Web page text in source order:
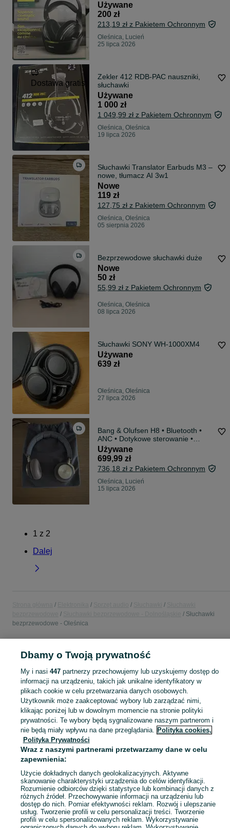
Używane
200 zł
213,19 zł z Pakietem Ochronnym
Oleśnica, Lucień
25 lipca 2026
Dostawa gratis
Zekler 412 RDB-PAC nauszniki,
słuchawki
Używane
1 000 zł
1 049,99 zł z Pakietem Ochronnym
Oleśnica, Oleśnica
19 lipca 2026
Słuchawki Translator Earbuds M3 –
nowe, tłumacz AI 3w1
Nowe
119 zł
127,75 zł z Pakietem Ochronnym
Oleśnica, Oleśnica
05 sierpnia 2026
Bezprzewodowe słuchawki duże
Nowe
50 zł
55,99 zł z Pakietem Ochronnym
Oleśnica, Oleśnica
08 lipca 2026
Słuchawki SONY WH-1000XM4
Używane
639 zł
Oleśnica, Oleśnica
27 lipca 2026
Bang & Olufsen H8 • Bluetooth •
ANC • Dotykowe sterowanie •
Premium
Używane
699,99 zł
736,18 zł z Pakietem Ochronnym
Oleśnica, Lucień
15 lipca 2026
1 z 2
Dalej
Słuchawki
bezprzewodowe - Oleśnica
POLSKA » DOLNOŚLĄSKIE » OLEŚNICA
KATEGORIA
Sprzedaż słuchawek bezprzewodowych Oleśnica ▶️ Szeroki wybór ✅ Nowe i używane w najlepszych cenach ✌ Porównaj oferty i wybierz najlepszą na OLX.pl! Zobacz
Mapa kategorii
Mapa miejscowości
Mapa ministron
Popularne wyszukiwania
Dbamy o Twoją prywatność
My i nasi 447partnerzy przechowujemy lub uzyskujemy dostęp do
informacji na urządzeniu, takich jak unikalne identyfikatory w
plikach cookie w celu przetwarzania danych osobowych.
Użytkownik może zaakceptować wybory lub zarządzać nimi,
klikając poniżej lub w dowolnym momencie na stronie polityki
prywatności. Te wybory będą sygnalizowane naszym partnerom i
nie będą miały wpływu na dane przeglądania. Polityka cookies,
Polityka Prywatności
Wraz z naszymi partnerami przetwarzamy dane w celu
zapewnienia:
Użycie dokładnych danych geolokalizacyjnych. Aktywne
skanowanie charakterystyki urządzenia do celów identyfikacji.
Rozumienie odbiorców dzięki statystyce lub kombinacji danych z
różnych źródeł. Przechowywanie informacji na urządzeniu lub
dostęp do nich. Pomiar efektywności reklam. Rozwój i ulepszanie
usług. Tworzenie profili w celu personalizacji treści. Tworzenie
profili w celu spersonalizowanych reklam. Wykorzystywanie